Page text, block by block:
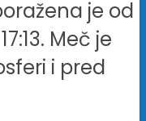
je od
Meč je
i pred